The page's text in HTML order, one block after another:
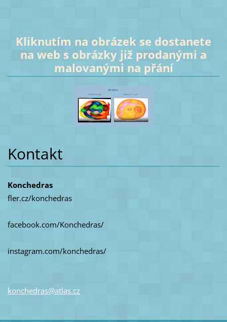
Kliknutím na obrázek se dostanete
na web s obrázky již prodanými a
malovanými na přání
Kontakt
Konchedras
fler.cz/konchedras
facebook.com/Konchedras/
instagram.com/konchedras/
konchedras@atlas.cz